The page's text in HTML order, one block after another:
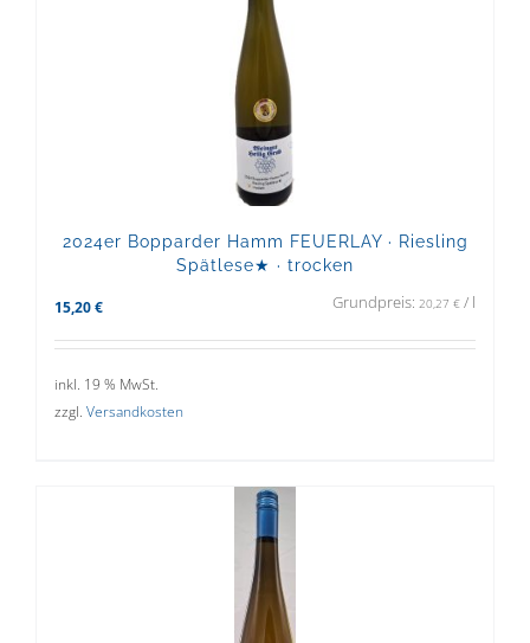
2024er Bopparder Hamm FEUERLAY · Riesling
Spätlese★ · trocken
15,20 € Grundpreis: 20,27 € / l
inkl. 19 % MwSt.
zzgl. Versandkosten